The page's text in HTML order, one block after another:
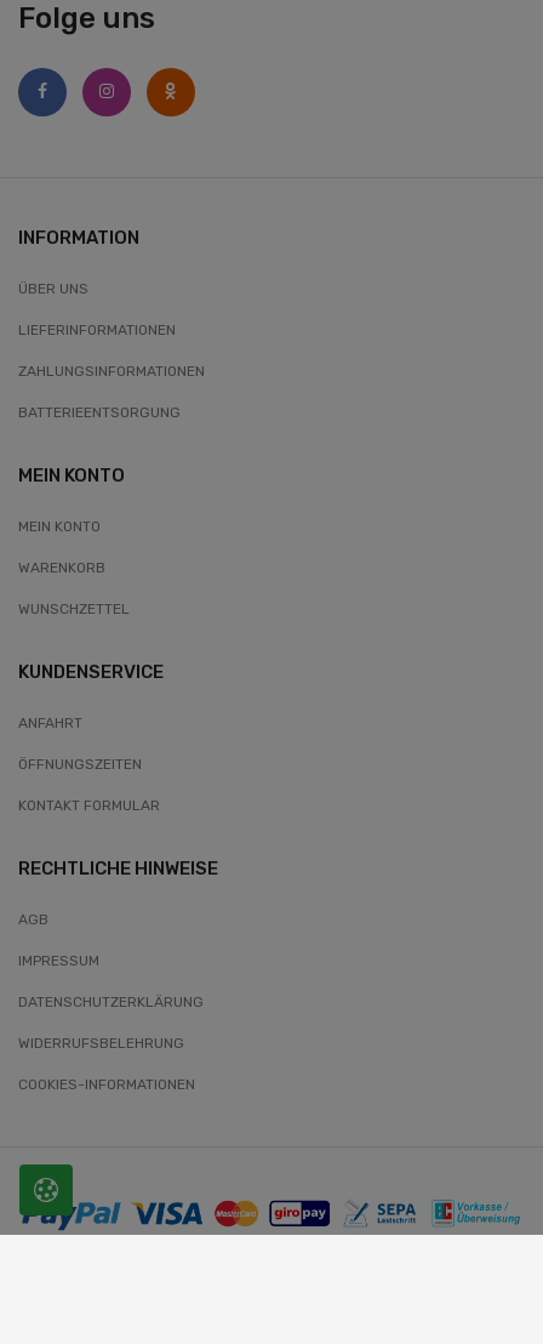
Folge uns
INFORMATION
ÜBER UNS
LIEFERINFORMATIONEN
ZAHLUNGSINFORMATIONEN
BATTERIEENTSORGUNG
MEIN KONTO
MEIN KONTO
WARENKORB
WUNSCHZETTEL
KUNDENSERVICE
ANFAHRT
ÖFFNUNGSZEITEN
KONTAKT FORMULAR
RECHTLICHE HINWEISE
AGB
IMPRESSUM
DATENSCHUTZERKLÄRUNG
WIDERRUFSBELEHRUNG
COOKIES-INFORMATIONEN